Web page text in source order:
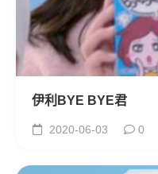
伊利BYE BYE君
2020-06-03 0